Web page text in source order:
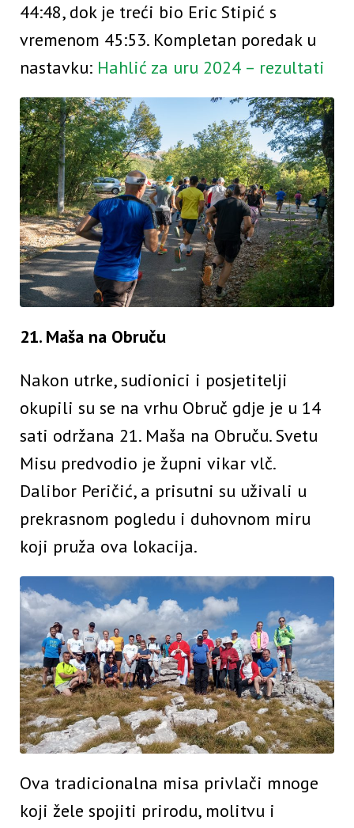
44:48, dok je treći bio Eric Stipić s
vremenom 45:53. Kompletan poredak u
nastavku: Hahlić za uru 2024 – rezultati
21. Maša na Obruču
Nakon utrke, sudionici i posjetitelji
okupili su se na vrhu Obruč gdje je u 14
sati održana 21. Maša na Obruču. Svetu
Misu predvodio je župni vikar vlč.
Dalibor Peričić, a prisutni su uživali u
prekrasnom pogledu i duhovnom miru
koji pruža ova lokacija.
Ova tradicionalna misa privlači mnoge
koji žele spojiti prirodu, molitvu i